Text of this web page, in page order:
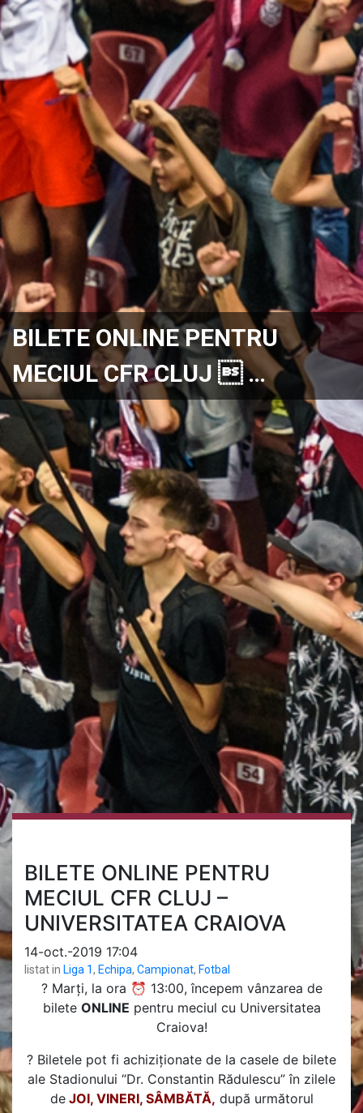
BILETE ONLINE PENTRU
MECIUL CFR CLUJ  …
BILETE ONLINE PENTRU
MECIUL CFR CLUJ –
UNIVERSITATEA CRAIOVA
14-oct.-2019 17:04
listat in Liga 1, Echipa, Campionat, Fotbal
? Marți, la ora ⏰ 13:00, începem vânzarea de
bilete ONLINE pentru meciul cu Universitatea
Craiova!
? Biletele pot fi achiziționate de la casele de bilete
ale Stadionului “Dr. Constantin Rădulescu” în zilele
deJOI, VINERI, SÂMBĂTĂ, după următorul